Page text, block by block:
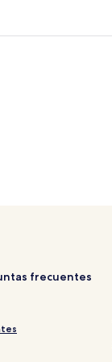
frecuentes